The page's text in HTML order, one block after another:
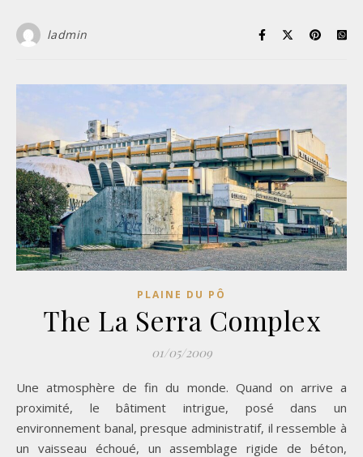
ladmin
PLAINE DU PÔ
The La Serra Complex
01/05/2009
Une atmosphère de fin du monde. Quand on arrive a
proximité, le bâtiment intrigue, posé dans un
environnement banal, presque administratif, il ressemble à
un vaisseau échoué, un assemblage rigide de béton,